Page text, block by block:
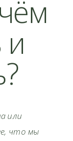
и
или
что мы